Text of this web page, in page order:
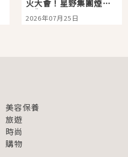
火大會！星野集團煙火
景觀飯店6選，讓你不用
人擠人悠閒欣賞
2026年07月25日
美容保養
旅遊
時尚
購物